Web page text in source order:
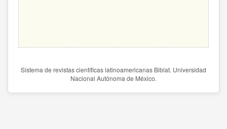
Sistema de revistas científicas latinoamericanas Biblat. Universidad
Nacional Autónoma de México.